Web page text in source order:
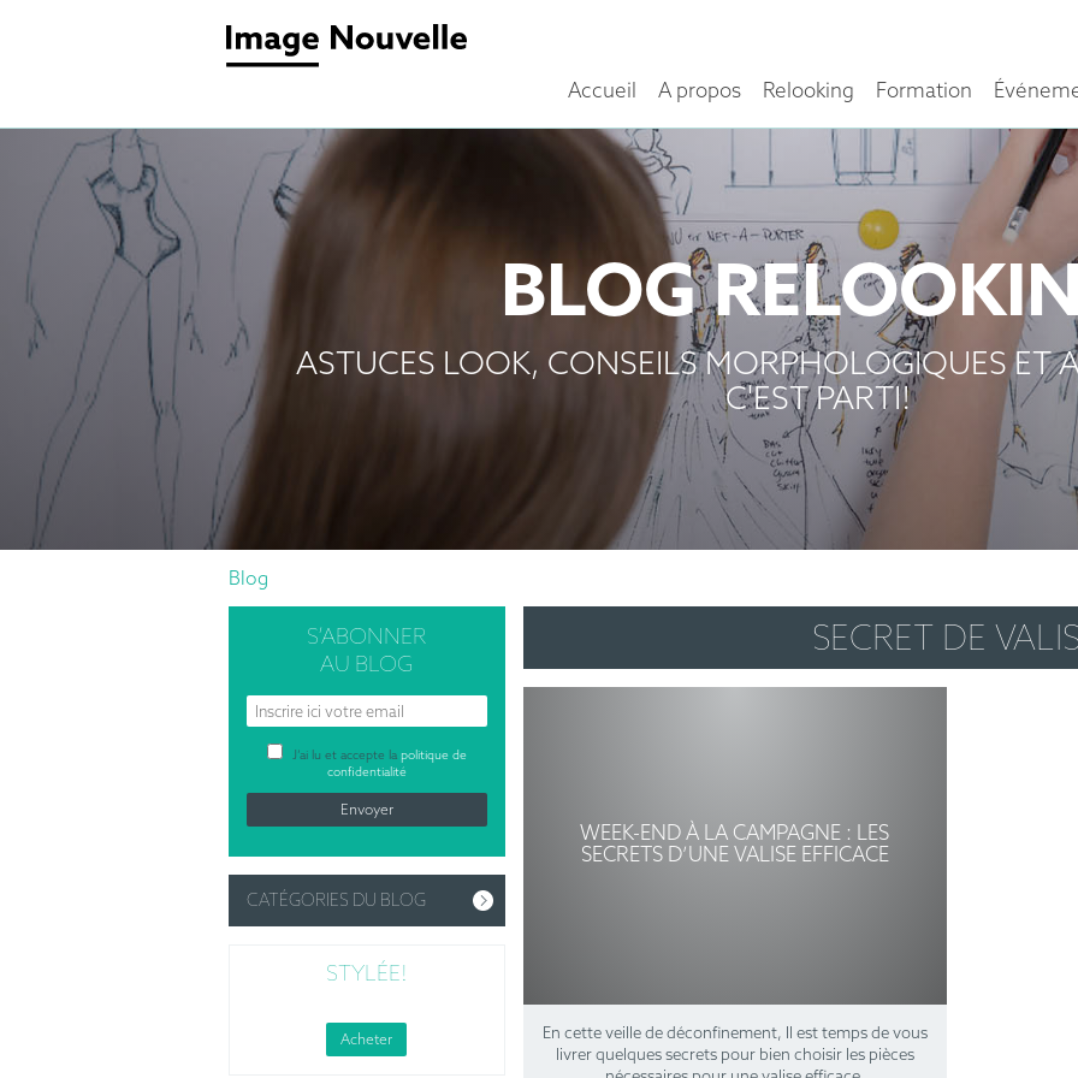
Accueil A propos Relooking Formation
BLOG
ASTUCES LOOK, CONSEILS MORPHOLOGIQUES ET
C'EST PARTI!
Blog
SECRET DE
WEEK-END À LA CAMPAGNE : LES
SECRETS D’UNE VALISE EFFICACE
En cette veille de déconfinement, Il est temps de vous
livrer quelques secrets pour bien choisir les pièces
S’ABONNER
AU BLOG
J’ai lu et accepte la politique de
confidentialité
CATÉGORIES DU BLOG
STYLÉE!
Acheter